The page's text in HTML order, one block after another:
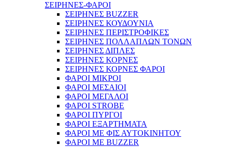
ΣΕΙΡΗΝΕΣ-ΦΑΡΟΙ
ΣΕΙΡΗΝΕΣ BUZZER
ΣΕΙΡΗΝΕΣ ΚΟΥΔΟΥΝΙΑ
ΣΕΙΡΗΝΕΣ ΠΕΡΙΣΤΡΟΦΙΚΕΣ
ΣΕΙΡΗΝΕΣ ΠΟΛΛΑΠΛΩΝ ΤΟΝΩΝ
ΣΕΙΡΗΝΕΣ ΔΙΠΛΕΣ
ΣΕΙΡΗΝΕΣ ΚΟΡΝΕΣ
ΣΕΙΡΗΝΕΣ ΚΟΡΝΕΣ ΦΑΡΟΙ
ΦΑΡΟΙ ΜΙΚΡΟΙ
ΦΑΡΟΙ ΜΕΣΑΙΟΙ
ΦΑΡΟΙ ΜΕΓΑΛΟΙ
ΦΑΡΟΙ STROBE
ΦΑΡΟΙ ΠΥΡΓΟΙ
ΦΑΡΟΙ ΕΞΑΡΤΗΜΑΤΑ
ΦΑΡΟΙ ΜΕ ΦΙΣ ΑΥΤΟΚΙΝΗΤΟΥ
ΦΑΡΟΙ ΜΕ BUZZER